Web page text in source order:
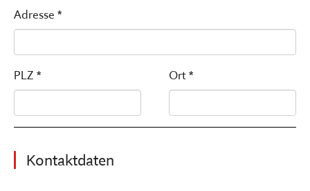
Adresse *
PLZ * Ort *
Kontaktdaten